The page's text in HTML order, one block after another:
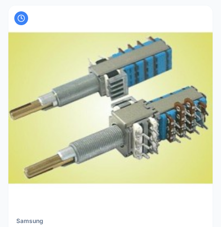
Samsung